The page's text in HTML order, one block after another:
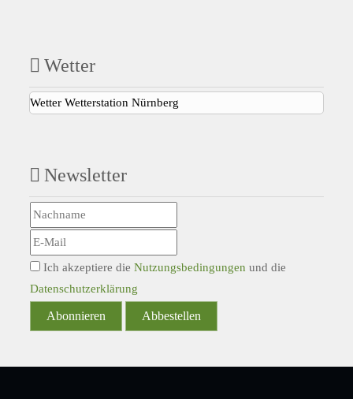
Wetter
Wetter Wetterstation Nürnberg
Newsletter
Ich akzeptiere die Nutzungsbedingungen und die
Datenschutzerklärung
Abonnieren Abbestellen